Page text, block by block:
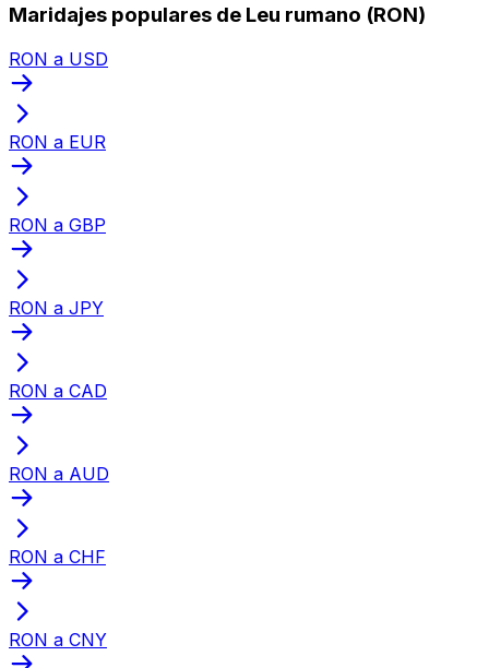
Maridajes populares de Leu rumano (RON)
RON a USD
RON a EUR
RON a GBP
RON a JPY
RON a CAD
RON a AUD
RON a CHF
RON a CNY